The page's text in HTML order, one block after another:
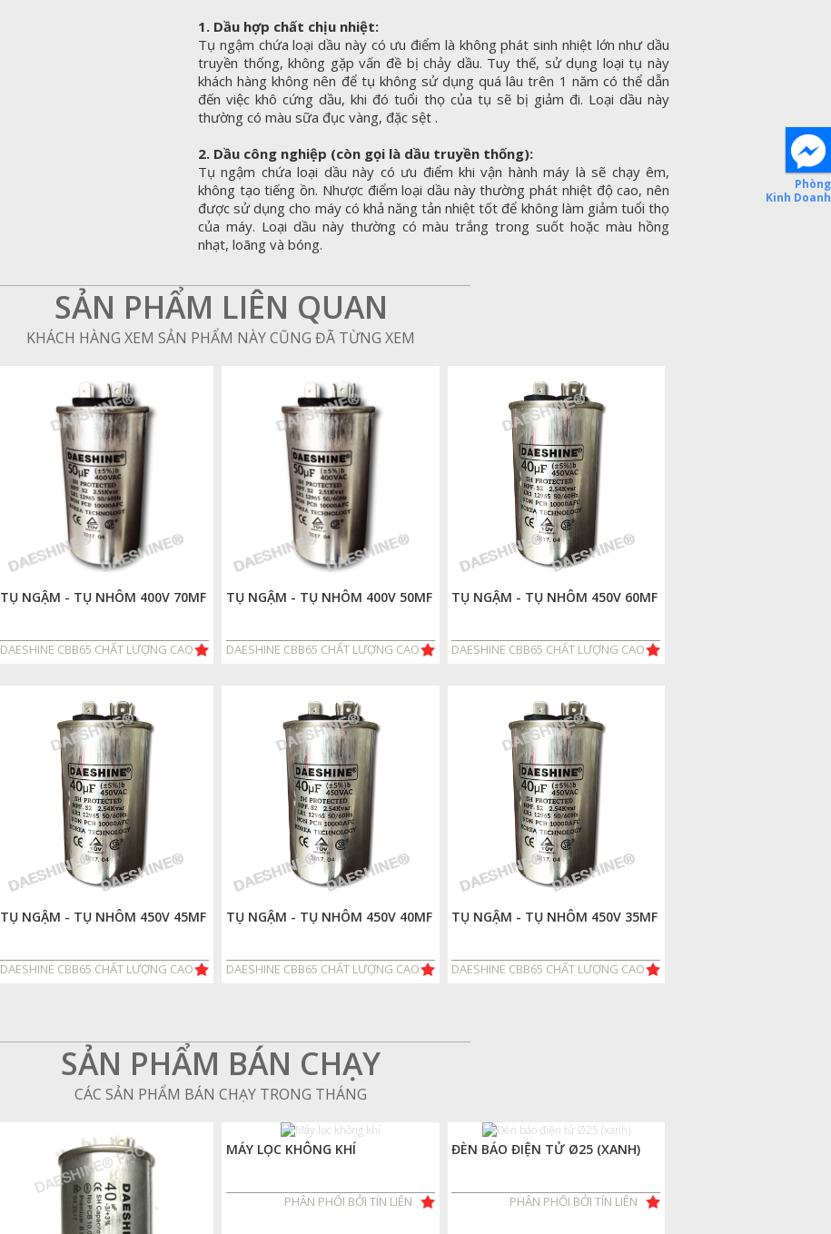
1. Dầu hợp chất chịu nhiệt:
Tụ ngậm chứa loại dầu này có ưu điểm là không phát sinh nhiệt lớn như dầu
truyền thống, không gặp vấn đề bị chảy dầu. Tuy thế, sử dụng loại tụ này
khách hàng không nên để tụ không sử dụng quá lâu trên 1 năm có thể dẫn
đến việc khô cứng dầu, khi đó tuổi thọ của tụ sẽ bị giảm đi. Loại dầu này
thường có màu sữa đục vàng, đặc sệt .
2. Dầu công nghiệp (còn gọi là dầu truyền thống):
Tụ ngậm chứa loại dầu này có ưu điểm khi vận hành máy là sẽ chạy êm,
không tạo tiếng ồn. Nhược điểm loại dầu này thường phát nhiệt độ cao, nên
được sử dụng cho máy có khả năng tản nhiệt tốt để không làm giảm tuổi thọ
của máy. Loại dầu này thường có màu trắng trong suốt hoặc màu hồng
nhạt, loãng và bóng.
SẢN PHẨM LIÊN QUAN
KHÁCH HÀNG XEM SẢN PHẨM NÀY CŨNG ĐÃ TỪNG XEM
TỤ NGẬM - TỤ NHÔM 400V 70MF
DAESHINE CBB65 CHẤT LƯỢNG CAO
TỤ NGẬM - TỤ NHÔM 400V 50MF
DAESHINE CBB65 CHẤT LƯỢNG CAO
TỤ NGẬM - TỤ NHÔM 450V 60MF
DAESHINE CBB65 CHẤT LƯỢNG CAO
TỤ NGẬM - TỤ NHÔM 450V 45MF
DAESHINE CBB65 CHẤT LƯỢNG CAO
TỤ NGẬM - TỤ NHÔM 450V 40MF
DAESHINE CBB65 CHẤT LƯỢNG CAO
TỤ NGẬM - TỤ NHÔM 450V 35MF
DAESHINE CBB65 CHẤT LƯỢNG CAO
SẢN PHẨM BÁN CHẠY
CÁC SẢN PHẨM BÁN CHẠY TRONG THÁNG
MÁY LỌC KHÔNG KHÍ
PHÂN PHỐI BỞI TÍN LIÊN
ĐÈN BÁO ĐIỆN TỬ Ø25 (XANH)
PHÂN PHỐI BỞI TÍN LIÊN